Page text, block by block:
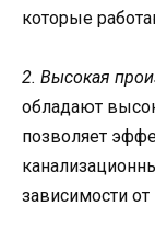
которые
2. Высокая
обладают
позволяет
зависимости